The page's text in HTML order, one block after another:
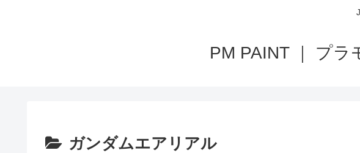
PM PAINT ｜ プラ
ガンダムエアリアル